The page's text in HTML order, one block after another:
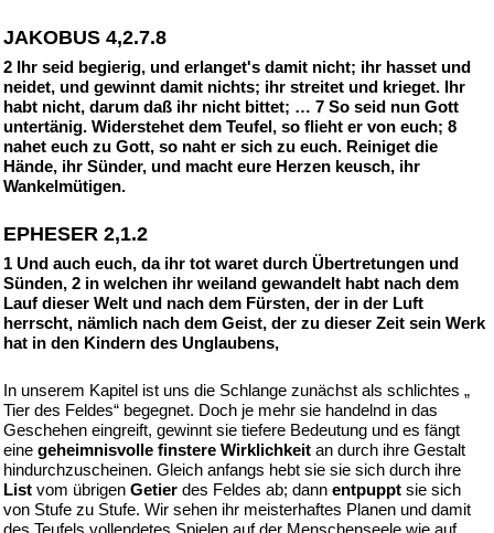
JAKOBUS 4,2.7.8
2 Ihr seid begierig, und erlanget's damit nicht; ihr hasset und
neidet, und gewinnt damit nichts; ihr streitet und krieget. Ihr
habt nicht, darum daß ihr nicht bittet; … 7 So seid nun Gott
untertänig. Widerstehet dem Teufel, so flieht er von euch; 8
nahet euch zu Gott, so naht er sich zu euch. Reiniget die
Hände, ihr Sünder, und macht eure Herzen keusch, ihr
Wankelmütigen.
EPHESER 2,1.2
1 Und auch euch, da ihr tot waret durch Übertretungen und
Sünden, 2 in welchen ihr weiland gewandelt habt nach dem
Lauf dieser Welt und nach dem Fürsten, der in der Luft
herrscht, nämlich nach dem Geist, der zu dieser Zeit sein Werk
hat in den Kindern des Unglaubens,
In unserem Kapitel ist uns die Schlange zunächst als schlichtes „
Tier des Feldes“ begegnet. Doch je mehr sie handelnd in das
Geschehen eingreift, gewinnt sie tiefere Bedeutung und es fängt
eine geheimnisvolle finstere Wirklichkeit an durch ihre Gestalt
hindurchzuscheinen. Gleich anfangs hebt sie sie sich durch ihre
List vom übrigen Getier des Feldes ab; dann entpuppt sie sich
von Stufe zu Stufe. Wir sehen ihr meisterhaftes Planen und damit
des Teufels vollendetes Spielen auf der Menschenseele wie auf